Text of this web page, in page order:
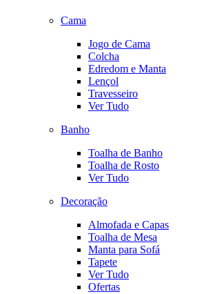
Cama
Jogo de Cama
Colcha
Edredom e Manta
Lençol
Travesseiro
Ver Tudo
Banho
Toalha de Banho
Toalha de Rosto
Ver Tudo
Decoração
Almofada e Capas
Toalha de Mesa
Manta para Sofá
Tapete
Ver Tudo
Ofertas